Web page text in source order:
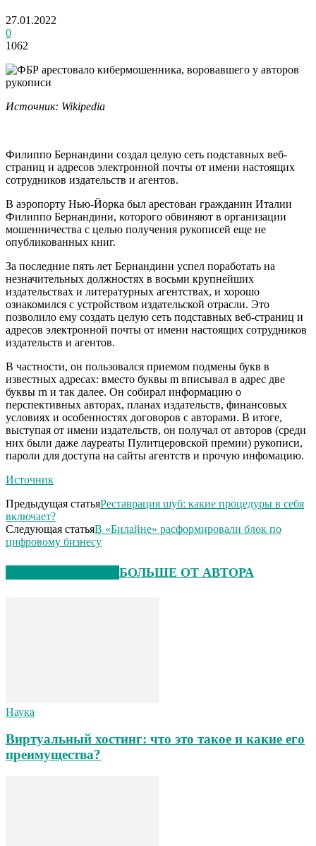
27.01.2022
0
1062
Источник: Wikipedia
Филиппо Бернандини создал целую сеть подставных веб-
страниц и адресов электронной почты от имени настоящих
сотрудников издательств и агентов.
В аэропорту Нью-Йорка был арестован гражданин Италии
Филиппо Бернандини, которого обвиняют в организации
мошенничества с целью получения рукописей еще не
опубликованных книг.
За последние пять лет Бернандини успел поработать на
незначительных должностях в восьми крупнейших
издательствах и литературных агентствах, и хорошо
ознакомился с устройством издательской отрасли. Это
позволило ему создать целую сеть подставных веб-страниц и
адресов электронной почты от имени настоящих сотрудников
издательств и агентов.
В частности, он пользовался приемом подмены букв в
известных адресах: вместо буквы m вписывал в адрес две
буквы rn и так далее. Он собирал информацию о
перспективных авторах, планах издательств, финансовых
условиях и особенностях договоров с авторами. В итоге,
выступая от имени издательств, он получал от авторов (среди
них были даже лауреаты Пулитцеровской премии) рукописи,
пароли для доступа на сайты агентств и прочую инфомацию.
Источник
Предыдущая статьяРеставрация шуб: какие процедуры в себя
включает?
Следующая статьяВ «Билайне» расформировали блок по
цифровому бизнесу
БОЛЬШЕ ОТ АВТОРА
Наука
Виртуальный хостинг: что это такое и какие его
преимущества?